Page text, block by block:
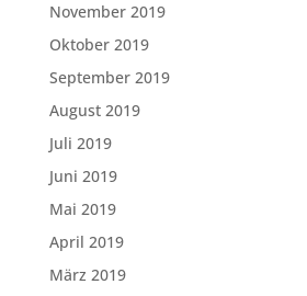
November 2019
Oktober 2019
September 2019
August 2019
Juli 2019
Juni 2019
Mai 2019
April 2019
März 2019